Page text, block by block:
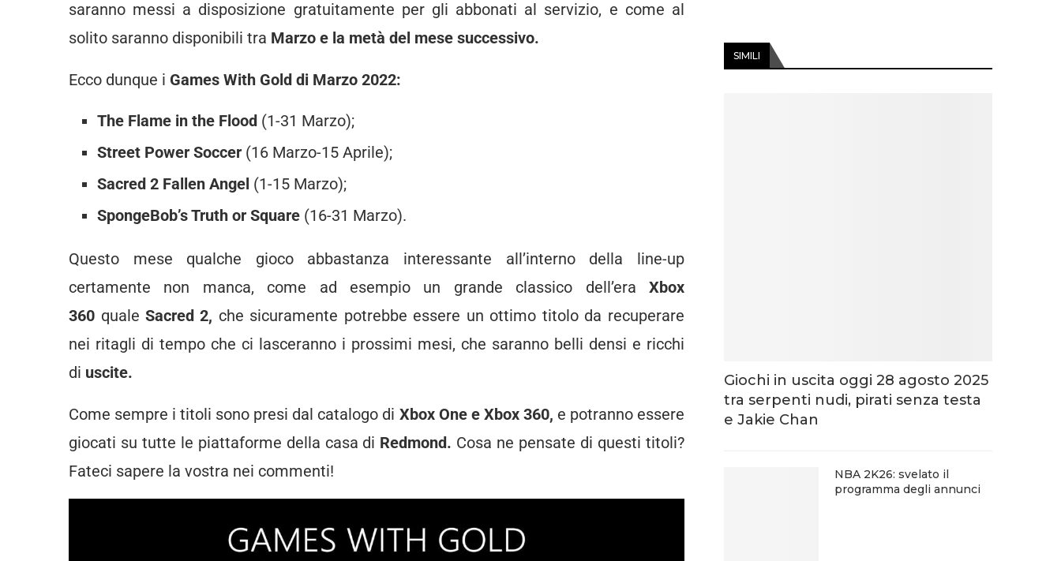
saranno messi a disposizione gratuitamente per gli abbonati al servizio, e come al
solito saranno disponibili tra Marzo e la metà del mese successivo.
Ecco dunque i Games With Gold di Marzo 2022:
The Flame in the Flood (1-31 Marzo);
Street Power Soccer (16 Marzo-15 Aprile);
Sacred 2 Fallen Angel (1-15 Marzo);
SpongeBob’s Truth or Square (16-31 Marzo).
Questo mese qualche gioco abbastanza interessante all’interno della line-up
certamente non manca, come ad esempio un grande classico dell’era Xbox
360 quale Sacred 2, che sicuramente potrebbe essere un ottimo titolo da recuperare
nei ritagli di tempo che ci lasceranno i prossimi mesi, che saranno belli densi e ricchi
di uscite.
Come sempre i titoli sono presi dal catalogo di Xbox One e Xbox 360, e potranno essere
giocati su tutte le piattaforme della casa di Redmond. Cosa ne pensate di questi titoli?
Fateci sapere la vostra nei commenti!
SIMILI
Giochi in uscita oggi 28 agosto 2025
tra serpenti nudi, pirati senza testa
e Jakie Chan
NBA 2K26: svelato il
programma degli annunci